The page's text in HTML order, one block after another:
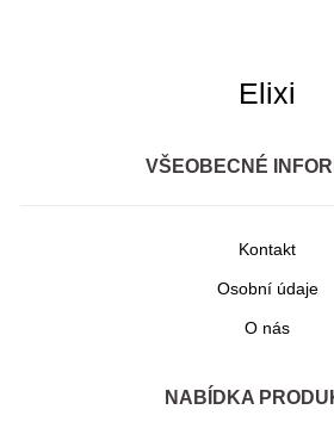
Elixi
VŠEOBECNÉ
Kontakt
Osobní údaje
O nás
NABÍDKA